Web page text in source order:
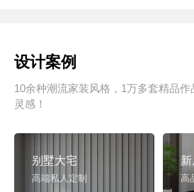
设计案例
10余种潮流家装风格，1万多套精品
灵感！
别墅大宅
高端私人定制 高